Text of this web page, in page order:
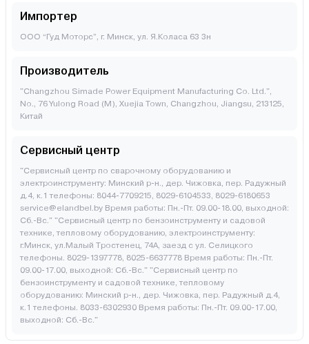
Импортер
ООО “Гуд Моторс”, г. Минск, ул. Я.Коласа 63 3н
Производитель
"Changzhou Simade Power Equipment Manufacturing Co. Ltd.",
No., 76 Yulong Road (M), Xuejia Town, Changzhou, Jiangsu, 213125,
Китай
Сервисный центр
"Сервисный центр по сварочному оборудованию и
электроинструменту: Минский р-н., дер. Чижовка, пер. Радужный
д.4, к.1 телефоны: 8044-7709215, 8029-6104533, 8029-6180653
service@elandbel.by Время работы: Пн.-Пт. 09.00-18.00, выходной:
Сб.-Вс." "Сервисный центр по бензоинструменту и садовой
технике, тепловому оборудованию, электроинструменту:
г.Минск, ул.Малый Тростенец, 74А, заезд с ул. Селицкого
телефоны. 8029-1397778, 8025-6637778 Время работы: Пн.-Пт.
09.00-17.00, выходной: Cб.-Вс." "Сервисный центр по
бензоинструменту и садовой технике, тепловому
оборудованию: Минский р-н., дер. Чижовка, пер. Радужный д.4,
к.1 телефоны. 8033-6302930 Время работы: Пн.-Пт. 09.00-17.00,
выходной: Cб.-Вс."